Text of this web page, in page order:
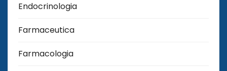
Endocrinologia
Farmaceutica
Farmacologia